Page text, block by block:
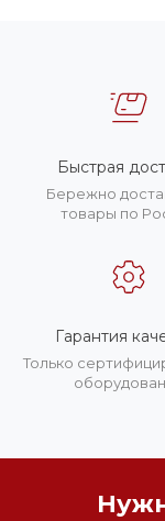
Быстрая
Бережно
товары по
Гарантия
Только